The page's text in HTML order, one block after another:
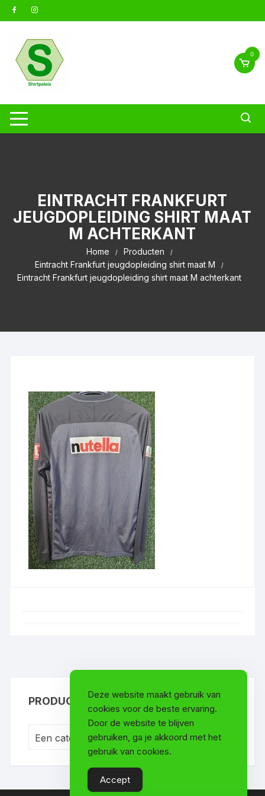
naar
0
EINTRACHT FRANKFURT
JEUGDOPLEIDING SHIRT MAAT
M ACHTERKANT
Home
Producten
Eintracht Frankfurt jeugdopleiding shirt maat M
Eintracht Frankfurt jeugdopleiding shirt maat M achterkant
PRODUCTCATEGORIEËN
Een categorie selecteren
Deze website maakt gebruik van
cookies voor de beste ervaring.
Door de website te blijven
gebruiken, ga je akkoord met het
gebruik van cookies.
Accept